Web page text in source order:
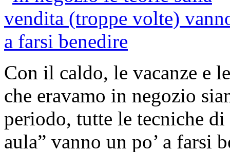
Con il caldo, le vacanze e
che eravamo in negozio
periodo, tutte le tecniche
aula” vanno un po’ a farsi